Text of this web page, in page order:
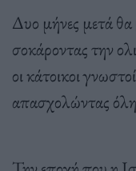
Δυο μήνες μετά
σοκάροντας την
οι κάτοικοι
απασχολώντας